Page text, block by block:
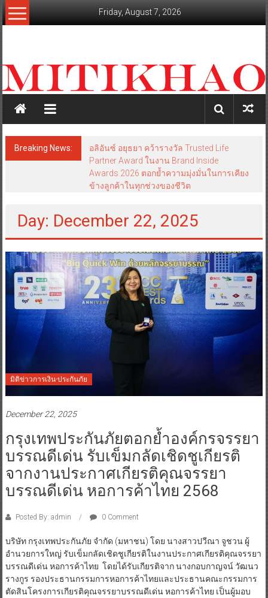
Skip
to
Friday, August 7, 2026
สะท้อน
ลึก
เหลี่ยม
มุม
เศรษฐกิจ-
การเมือง-
Breaking News:
อลิอันซ์ อยุธยา คว้ารางวัล Trusted Life
Partner Award ในงาน Brand Inside
Awards 2026 ตอกย้ำความมุ่งมั่นในการเคียง
ข้างลูกค้าในทุกช่วงของชีวิต
Day: December 22, 2025
มิติข่าวการเงิน-ประกันภัย
December 22, 2025
กรุงเทพประกันภัยตอกย้ำองค์กรจรรยา
บรรณดีเด่น รับเข็มกลัดเชิดชูเกียรติ
จากงานประกาศเกียรติคุณจรรยา
บรรณดีเด่น หอการค้าไทย 2568
Posted By: admin 0 Comment
บริษัท กรุงเทพประกันภัย จำกัด (มหาชน) โดย นางสาวปวีณา จูชวน ผู้
อำนวยการใหญ่ รับเข็มกลัดเชิดชูเกียรติในงานประกาศเกียรติคุณจรรยา
บรรณดีเด่น หอการค้าไทย โดยได้รับเกียรติจาก นางกอบกาญจน์ วัฒนว
รางกูร รองประธานกรรมการหอการค้าไทยและประธานคณะกรรมการ
ตัดสินโครงการเกียรติคุณจรรยาบรรณดีเด่น หอการค้าไทย เป็นผู้มอบ